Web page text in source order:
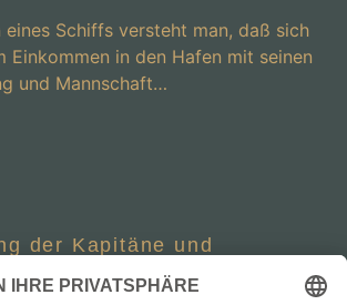
eines Schiffs versteht man, daß sich
Einkommen in den Hafen mit seinen
und Mannschaft…
der Kapitäne und
des Fischlandes